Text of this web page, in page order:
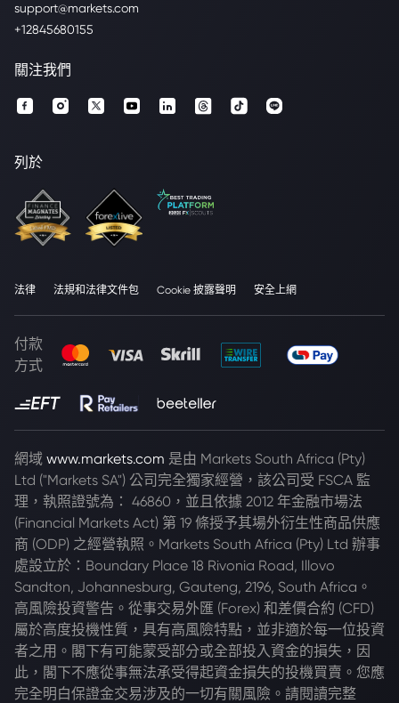
support@markets.com
+12845680155
關注我們
列於
法律 法規和法律文件包 Cookie 披露聲明 安全上網
付款
方式
網域 www.markets.com 是由 Markets South Africa (Pty)
Ltd ("Markets SA") 公司完全獨家經營，該公司受 FSCA 監
理，執照證號為： 46860，並且依據 2012 年金融市場法
(Financial Markets Act) 第 19 條授予其場外衍生性商品供應
商 (ODP) 之經營執照。Markets South Africa (Pty) Ltd 辦事
處設立於：Boundary Place 18 Rivonia Road, Illovo
Sandton, Johannesburg, Gauteng, 2196, South Africa。
高風險投資警告。從事交易外匯 (Forex) 和差價合約 (CFD)
屬於高度投機性質，具有高風險特點，並非適於每一位投資
者之用。閣下有可能蒙受部分或全部投入資金的損失，因
此，閣下不應從事無法承受得起資金損失的投機買賣。您應
完全明白保證金交易涉及的一切有關風險。請閱讀完整